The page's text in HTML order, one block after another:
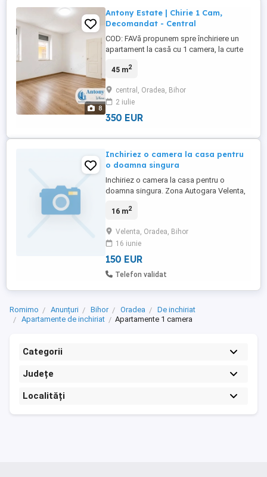
8
Antony Estate | Chirie 1 Cam,
Decomandat - Central
COD: FAVă propunem spre închiriere un
apartament la casă cu 1 camera, la curte
parterul cladirii, nemobilat și neutilat,
Andrei Apostol (Podul Centenarului),
Oradea.Proprietatea se închiriază ...
45 m2
central, Oradea, Bihor
2 iulie
350 EUR
Inchiriez o camera la casa pentru
o doamna singura
Inchiriez o camera la casa pentru o
doamna singura. Zona Autogara Velenta,
Nu raspund la mesajele de pe publi24, nici
16 m2
Velenta, Oradea, Bihor
16 iunie
150 EUR
Telefon validat
Romimo Anunțuri Bihor Oradea
De inchiriat
Apartamente de inchiriat
Apartamente 1 camera
Categorii
Județe
Localități